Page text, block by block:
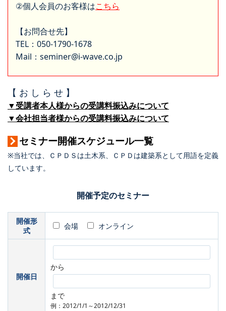
②個人会員のお客様はこちら
【お問合せ先】
TEL：050-1790-1678
Mail：seminer@i-wave.co.jp
【 お し ら せ 】
▼受講者本人様からの受講料振込みについて
▼会社担当者様からの受講料振込みについて
セミナー開催スケジュール一覧
※当社では、ＣＰＤＳは土木系、ＣＰＤは建築系として用語を定義
しています。
開催予定のセミナー
開催形
式
会場 オンライン
開催日
から
まで
例：2012/1/1～2012/12/31